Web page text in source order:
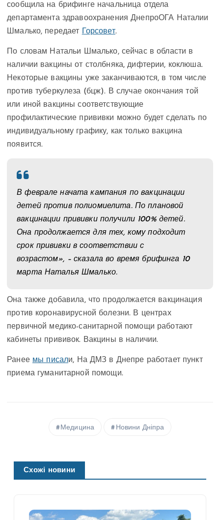
сообщила на брифинге начальница отдела
департамента здравоохранения ДнепроОГА Наталии
Шмалько, передает
Горсовет.
По словам Натальи Шмалько, сейчас в области в
наличии вакцины от столбняка, дифтерии, коклюша.
Некоторые вакцины уже заканчиваются, в том числе
против туберкулеза (бцж). В случае окончания той
или иной вакцины соответствующие
профилактические прививки можно будет сделать по
индивидуальному графику, как только вакцина
появится.
В феврале начата кампания по вакцинации
детей против полиомиелита. По плановой
вакцинации прививки получили 100% детей.
Она продолжается для тех, кому подходит
срок прививки в соответствии с
возрастом», – сказала во время брифинга 10
марта Наталья Шмалько.
Она также добавила, что продолжается вакцинация
против коронавирусной болезни. В центрах
первичной медико-санитарной помощи работают
кабинеты прививок. Вакцины в наличии.
Ранее мы писали, На ДМЗ в Днепре работает пункт
приема гуманитарной помощи.
Медицина Новини Дніпра
Схожі новини